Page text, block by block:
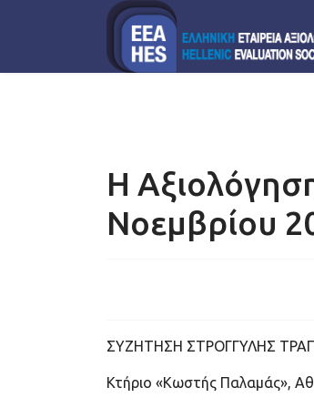
Η
Νοεμβρίου
ΣΥΖΗΤΗΣΗ ΣΤΡΟΓΓΥΛΗΣ
Κτήριο «Κωστής Παλαμάς»,